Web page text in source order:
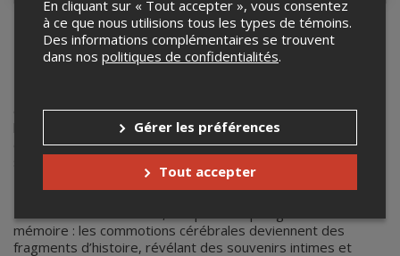
Sur un coup de tête - Catherine
Robert
où Catherine Robert aborde les thèmes de la résilience, de
l’introspection et de la santé mentale. À travers ses récits,
elle invite le public à ralentir, à rêver et à prendre soin de
mémoire : les commotions cérébrales deviennent des
fragments d’histoire, révélant des souvenirs intimes et
En cliquant sur « Tout accepter », vous consentez
à ce que nous utilisions tous les types de témoins.
Des informations complémentaires se trouvent
dans nos politiques de confidentialités.
Gérer les préférences
Tout accepter